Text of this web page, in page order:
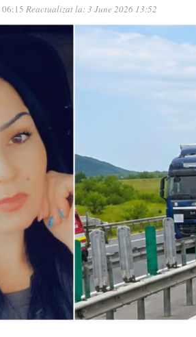
06:15 Reactualizat la:3 June 2026 13:52